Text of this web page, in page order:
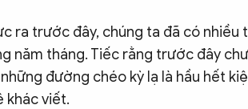
ra trước đây, chúng ta đã có nhiều
năm tháng. Tiếc rằng trước đây
đường chéo kỳ lạ là hầu hết
khác viết.